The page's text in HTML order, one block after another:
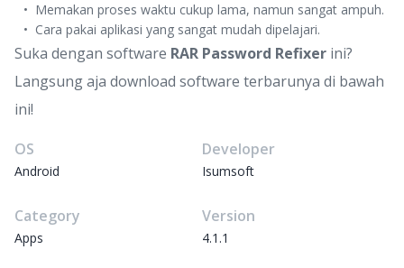
Memakan proses waktu cukup lama, namun sangat ampuh.
Cara pakai aplikasi yang sangat mudah dipelajari.
Suka dengan software RAR Password Refixer ini?
Langsung aja download software terbarunya di bawah
ini!
OS
Android
Developer
Isumsoft
Category
Apps
Version
4.1.1